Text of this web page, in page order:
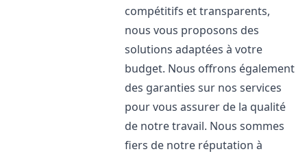
compétitifs et transparents,
nous vous proposons des
solutions adaptées à votre
budget. Nous offrons également
des garanties sur nos services
pour vous assurer de la qualité
de notre travail. Nous sommes
fiers de notre réputation à